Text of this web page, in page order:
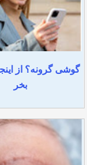
گوشی گرونه؟ از
بخر